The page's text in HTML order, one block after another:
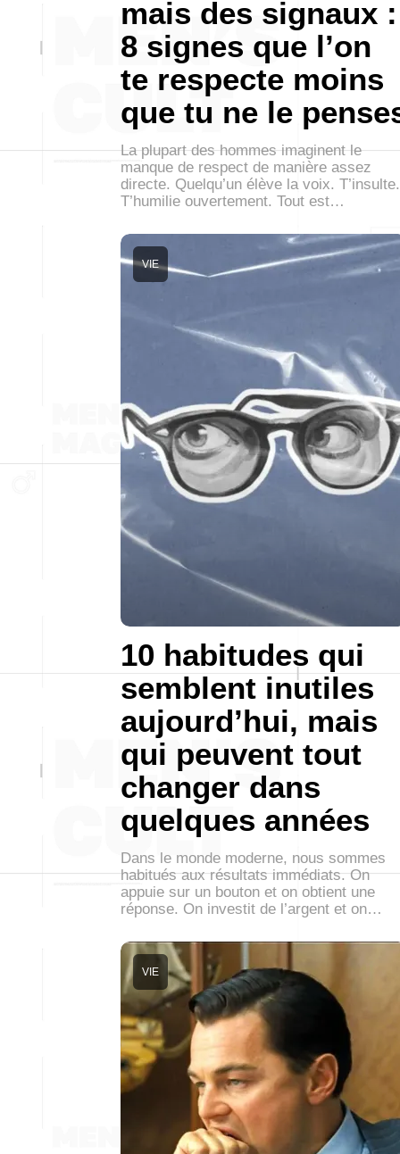
mais des signaux :
8 signes que l’on
te respecte moins
que tu ne le
La plupart des hommes imaginent le
manque de respect de manière assez
directe. Quelqu’un élève la voix. T’insulte.
T’humilie ouvertement. Tout est…
10 habitudes qui
semblent inutiles
aujourd’hui, mais
qui peuvent tout
changer dans
quelques années
VIE
Dans le monde moderne, nous sommes
habitués aux résultats immédiats. On
appuie sur un bouton et on obtient une
réponse. On investit de l’argent et on…
VIE